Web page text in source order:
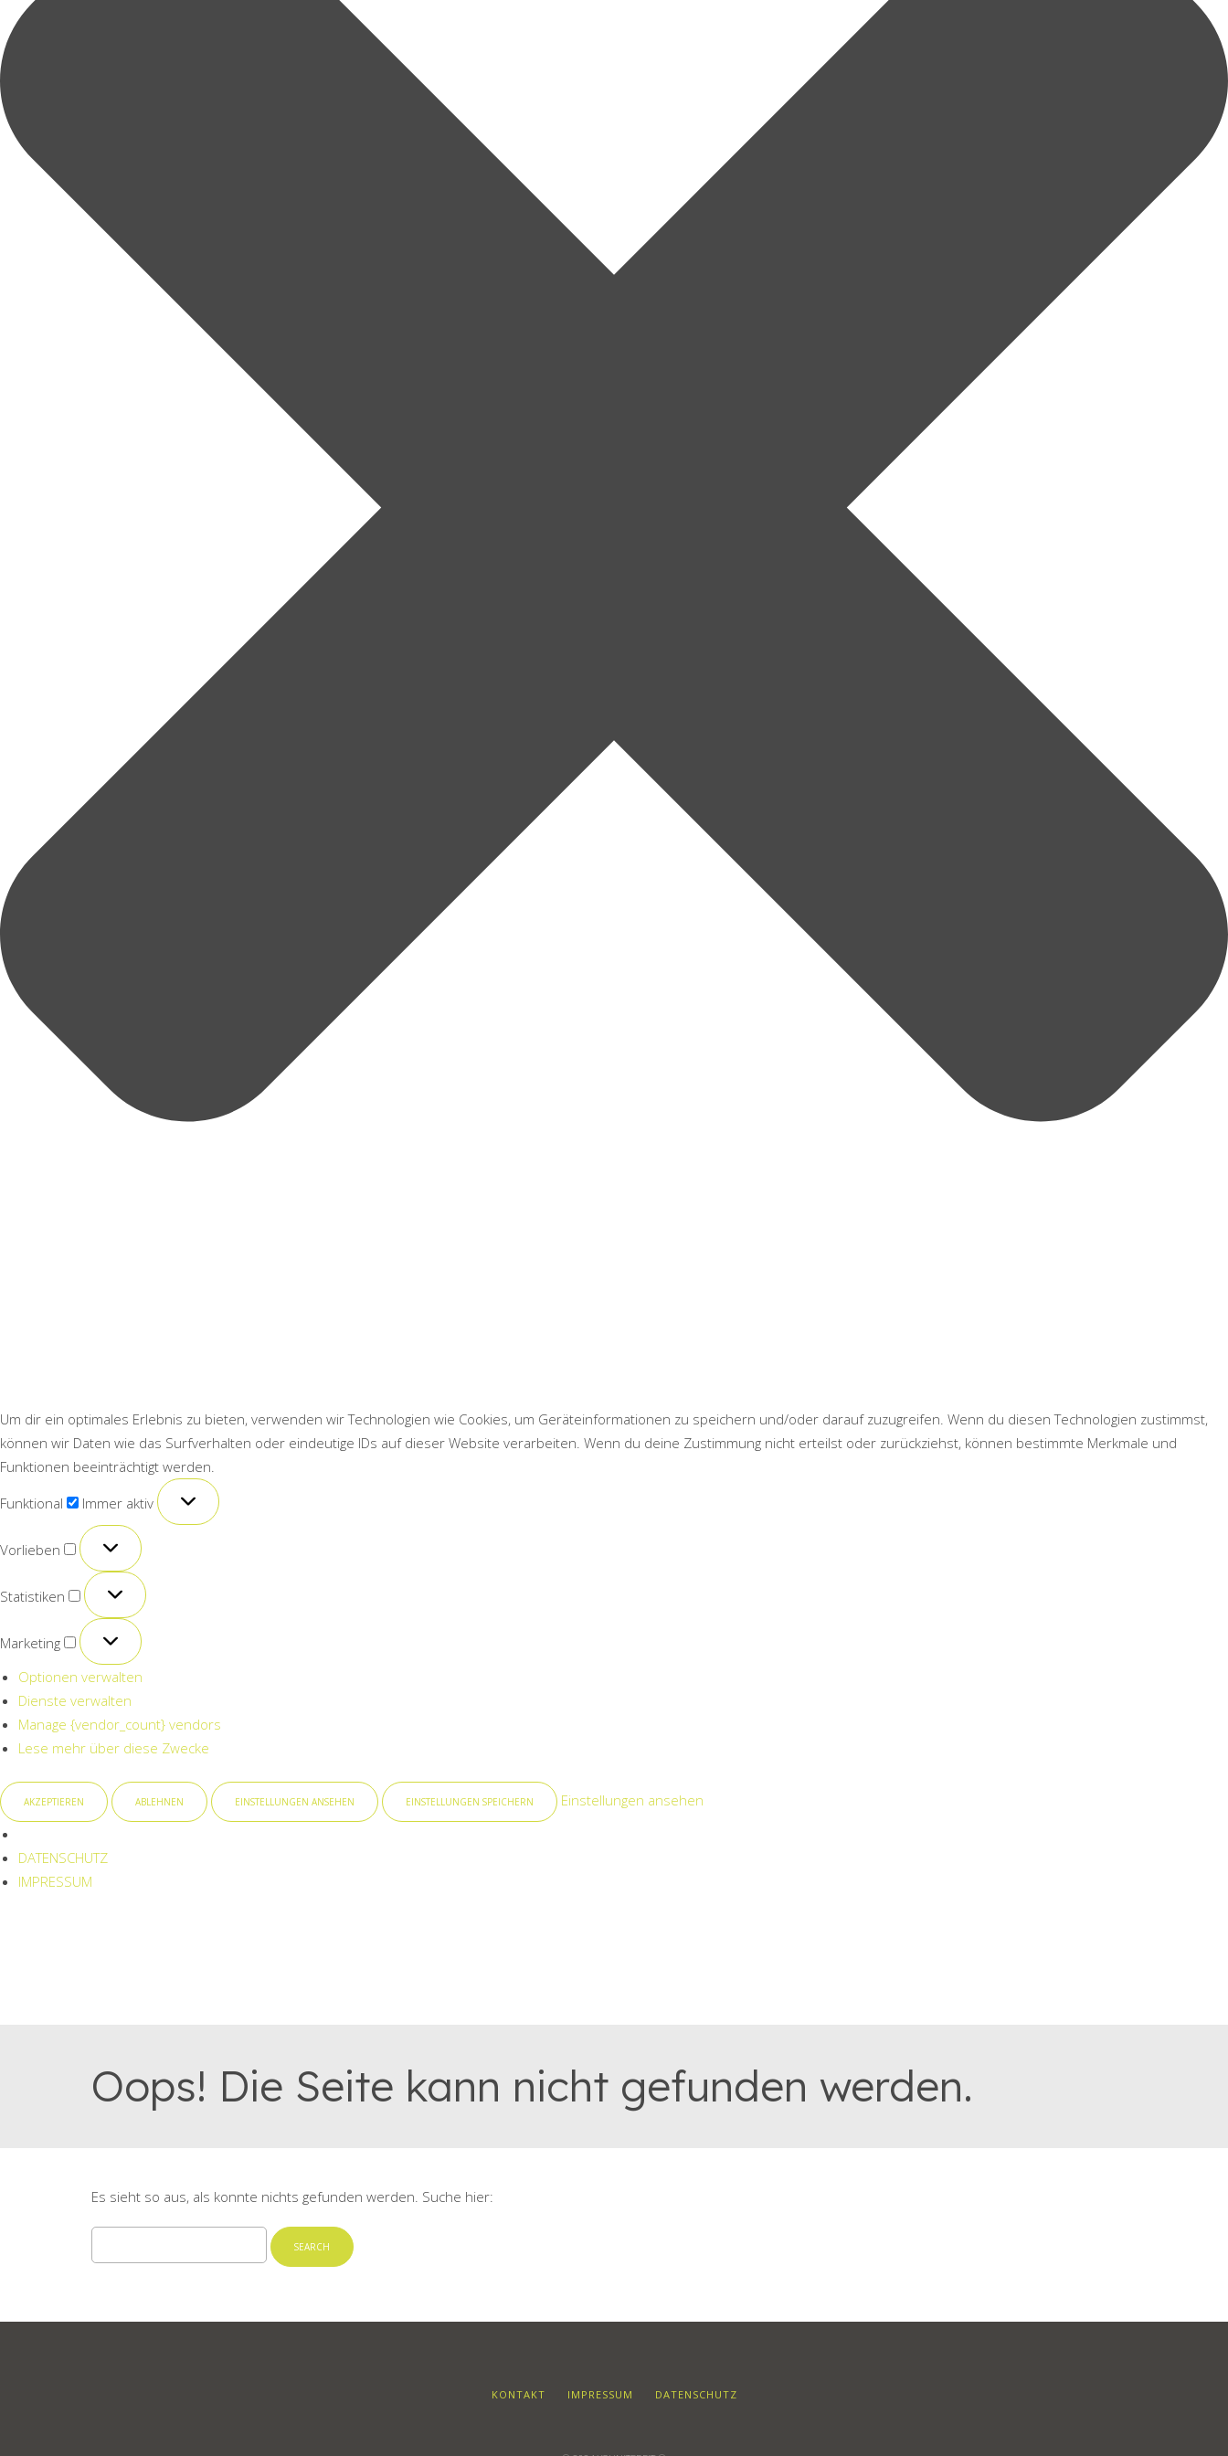
Um dir ein optimales Erlebnis zu bieten, verwenden wir Technologien wie Cookies, um Geräteinformationen zu speichern und/oder darauf zuzugreifen. Wenn du diesen Technologien zustimmst,
können wir Daten wie das Surfverhalten oder eindeutige IDs auf dieser Website verarbeiten. Wenn du deine Zustimmung nicht erteilst oder zurückziehst, können bestimmte Merkmale und
Funktionen beeinträchtigt werden.
Funktional
Immer aktiv
Vorlieben
Vorlieben
Statistiken
Statistiken
Marketing
Marketing
Optionen verwalten
Dienste verwalten
Manage {vendor_count} vendors
Lese mehr über diese Zwecke
AKZEPTIEREN ABLEHNEN EINSTELLUNGEN ANSEHEN EINSTELLUNGEN SPEICHERN Einstellungen ansehen
DATENSCHUTZ
IMPRESSUM
Oops! Die Seite kann nicht gefunden werden.
Es sieht so aus, als konnte nichts gefunden werden. Suche hier:
for:
KONTAKT IMPRESSUM DATENSCHUTZ